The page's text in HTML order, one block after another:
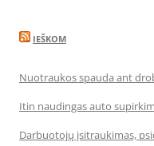
IEŠKOM
Nuotraukos spauda ant
Itin naudingas auto
Darbuotojų įsitraukimas,